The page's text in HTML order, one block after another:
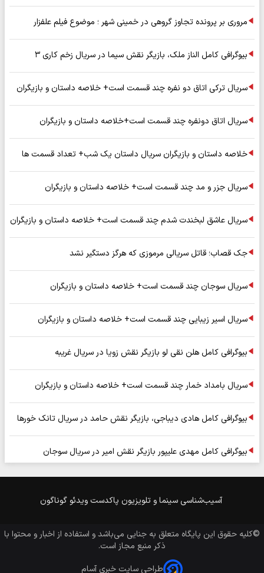
مروری بر پرونده تجاوز گروهی در خمینی شهر ؛ موضوع فیلم علفزار
بیوگرافی کامل الناز ملک، بازیگر نقش سیما در سریال زخم کاری ۳
سریال ترکی اتاق دو نفره چند قسمت است+ خلاصه داستان و بازیگران
سریال اتاق دونفره چند قسمت است+خلاصه داستان و بازیگران
خلاصه داستان و بازیگران سریال داستان یک شب+ تعداد قسمت ها
سریال جزر و مد چند قسمت است+ خلاصه داستان و بازیگران
سریال عاشق لبخندت شدم چند قسمت است+ خلاصه داستان و بازیگران
جک قصاب؛ قاتل سریالی مرموزی که هرگز دستگیر نشد
سریال سوجان چند قسمت است+ خلاصه داستان و بازیگران
سریال اسیر زیبایی چند قسمت است+ خلاصه داستان و بازیگران
بیوگرافی کامل هلن نقی لو بازیگر نقش زویا در سریال غریبه
سریال بامداد خمار چند قسمت است+ خلاصه داستان و بازیگران
بیوگرافی کامل هادی دیباجی، بازیگر نقش حامد در سریال تانک خورها
بیوگرافی کامل مهدی علیپور بازیگر نقش امیر در سریال سوجان
آسیب‌شناسی سینما و تلویزیون پاکدست ویدئو گوناگون
©کلیه حقوق این پایگاه متعلق به جنایی می‌باشد و استفاده از اخبار و محتوا با
ذکر منبع مجاز است.
طراحی سایت خبری آسام